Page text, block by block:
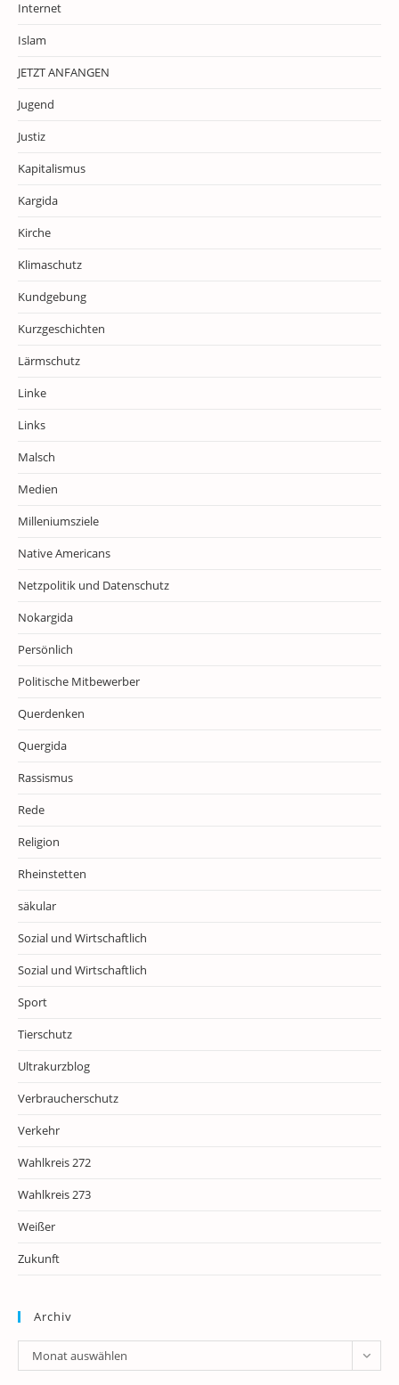
Internet
Islam
JETZT ANFANGEN
Jugend
Justiz
Kapitalismus
Kargida
Kirche
Klimaschutz
Kundgebung
Kurzgeschichten
Lärmschutz
Linke
Links
Malsch
Medien
Milleniumsziele
Native Americans
Netzpolitik und Datenschutz
Nokargida
Persönlich
Politische Mitbewerber
Querdenken
Quergida
Rassismus
Rede
Religion
Rheinstetten
säkular
Sozial und Wirtschaftlich
Sozial und Wirtschaftlich
Sport
Tierschutz
Ultrakurzblog
Verbraucherschutz
Verkehr
Wahlkreis 272
Wahlkreis 273
Weißer
Zukunft
Archiv
Archiv
Monat auswählen